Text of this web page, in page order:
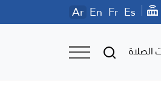
Ar En Fr Es
الصلاة